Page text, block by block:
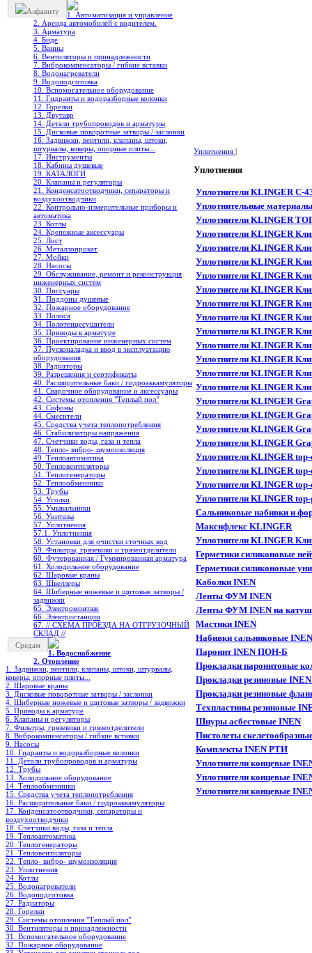
Алфавиту
1. Автоматизация и управление
2. Аренда автомобилей с водителем.
3. Арматура
4. Биде
5. Ванны
6. Вентиляторы и принадлежности
7. Виброкомпенсаторы / гибкие вставки
8. Водонагреватели
9. Водоподготовка
10. Вспомогательное оборудование
11. Гидранты и водоразборные колонки
12. Горелки
13. Двутавр
14. Детали трубопроводов и арматуры
15. Дисковые поворотные затворы / заслонки
16. Задвижки, вентили, клапаны, штоки,
штурвалы, коверы, опорные плиты...
17. Инструменты
18. Кабины душевые
19. КАТАЛОГИ
20. Клапаны и регуляторы
21. Конденсатоотводчики, сепараторы и
воздухоотводчики
22. Контрольно-измерительные приборы и
автоматика
23. Котлы
24. Крепежные аксессуары
25. Лист
26. Металлопрокат
27. Мойки
28. Насосы
29. Обслуживание, ремонт и реконструкция
инженерных систем
30. Писсуары
31. Поддоны душевые
32. Пожарное оборудование
33. Полоса
34. Полотенцесушители
35. Приводы к арматуре
36. Проектирование инженерных систем
37. Пусконаладка и ввод в эксплуатацию
оборудования
38. Радиаторы
39. Разрешения и сертификаты
40. Расширительные баки / гидроаккамуляторы
41. Сварочное оборудование и аксессуары
42. Системы отопления "Теплый пол"
43. Сифоны
44. Смесители
45. Средства учета теплопотребления
46. Стабилизаторы напряжения
47. Счетчики воды, газа и тепла
48. Тепло- вибро- шумоизоляция
49. Теплоавтоматика
50. Тепловентиляторы
51. Теплогенераторы
52. Теплообменники
53. Трубы
54. Уголки
55. Умывальники
56. Унитазы
57. Уплотнения
57.1. Уплотнения
58. Установки для очистки сточных вод
59. Фильтры, грязевики и грязеотделители
60. Футерованная / Гуммированная арматура
61. Холодильное oборудование
62. Шаровые краны
63. Швеллеры
64. Шиберные ножевые и щитовые затворы /
задвижки
65. Электромонтаж
66. Электростанции
67. // СХЕМА ПРОЕЗДА НА ОТГРУЗОЧНЫЙ
СКЛАД //
Средам
1. Водоснабжение
2. Отопление
1. Задвижки, вентили, клапаны, штоки, штурвалы,
коверы, опорные плиты...
2. Шаровые краны
3. Дисковые поворотные затворы / заслонки
4. Шиберные ножевые и щитовые затворы / задвижки
5. Приводы к арматуре
6. Клапаны и регуляторы
7. Фильтры, грязевики и грязеотделители
8. Виброкомпенсаторы / гибкие вставки
9. Насосы
10. Гидранты и водоразборные колонки
11. Детали трубопроводов и арматуры
12. Трубы
13. Холодильное oборудование
14. Теплообменники
15. Средства учета теплопотребления
16. Расширительные баки / гидроаккамуляторы
17. Конденсатоотводчики, сепараторы и
воздухоотводчики
18. Счетчики воды, газа и тепла
19. Теплоавтоматика
20. Теплогенераторы
21. Тепловентиляторы
22. Тепло- вибро- шумоизоляция
23. Уплотнения
24. Котлы
25. Водонагреватели
26. Водоподготовка
27. Радиаторы
28. Горелки
29. Системы отопления "Теплый пол"
30. Вентиляторы и принадлежности
31. Вспомогательное оборудование
32. Пожарное оборудование
Уплотнения |
Уплотнения
Уплотнители KLINGER C-
Уплотнительные
Уплотнители KLINGER
Уплотнители KLINGER
Уплотнители KLINGER
Уплотнители KLINGER
Уплотнители KLINGER
Уплотнители KLINGER
Уплотнители KLINGER
Уплотнители KLINGER
Уплотнители KLINGER
Уплотнители KLINGER
Уплотнители KLINGER
Уплотнители KLINGER
Уплотнители KLINGER
Уплотнители KLINGER
Уплотнители KLINGER
Уплотнители KLINGER
Уплотнители KLINGER
Уплотнители KLINGER top-
Уплотнители KLINGER top-
Уплотнители KLINGER top-
Уплотнители KLINGER
Сальниковые набивки и
Mаксифлекс KLINGER
Уплотнители KLINGER
Герметики силиконовые
Герметики силиконовые
Каболки INEN
Ленты ФУМ INEN
Ленты ФУМ INEN на
Мастики INEN
Набивки сальниковые
Паронит INEN ПОН-Б
Прокладки паронитовые
Прокладки резиновые
Прокладки резиновые
Техпластины резиновые
Шнуры асбестовые INEN
Пистолеты
Комплекты INEN РТИ
Уплотнители концевые
Уплотнители концевые
Уплотнители концевые